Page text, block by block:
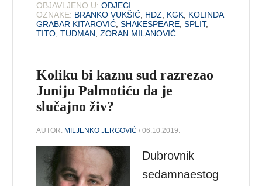
OBJAVLJENO U: ODJECI
OZNAKE: BRANKO VUKŠIĆ, HDZ, KGK, KOLINDA
GRABAR KITAROVIĆ,SHAKESPEARE,SPLIT,
TITO,TUĐMAN,ZORAN MILANOVIĆ
Koliku bi kaznu sud razrezao
Juniju Palmotiću da je
slučajno živ?
AUTOR: MILJENKO JERGOVIĆ / 06.10.2019.
Dubrovnik
sedamnaestog